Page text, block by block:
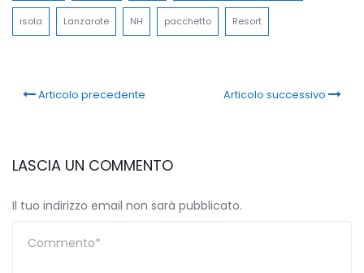
isola Lanzarote NH pacchetto Resort
Articolo precedente Articolo successivo
LASCIA UN COMMENTO
Il tuo indirizzo email non sarà pubblicato.